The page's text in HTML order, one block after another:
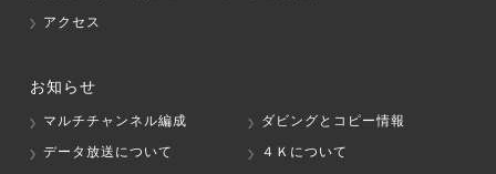
アクセス
お知らせ
マルチチャンネル編成
ダビングとコピー情報
データ放送について
４Ｋについて